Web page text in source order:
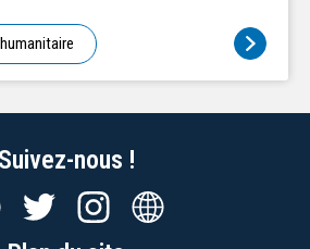
l'aide aux déménagements, aux
etc...selon votre besoin. En
syndics de copropriété, nous
de nettoyage, d'accueil, des
services. Active Faraide est
flexibles, efficaces et locales !
Suivez-nous !